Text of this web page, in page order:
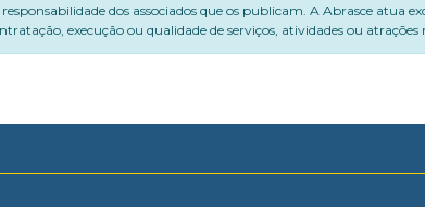
dos associados que os publicam. A Abrasce atua
execução ou qualidade de serviços, atividades ou atrações